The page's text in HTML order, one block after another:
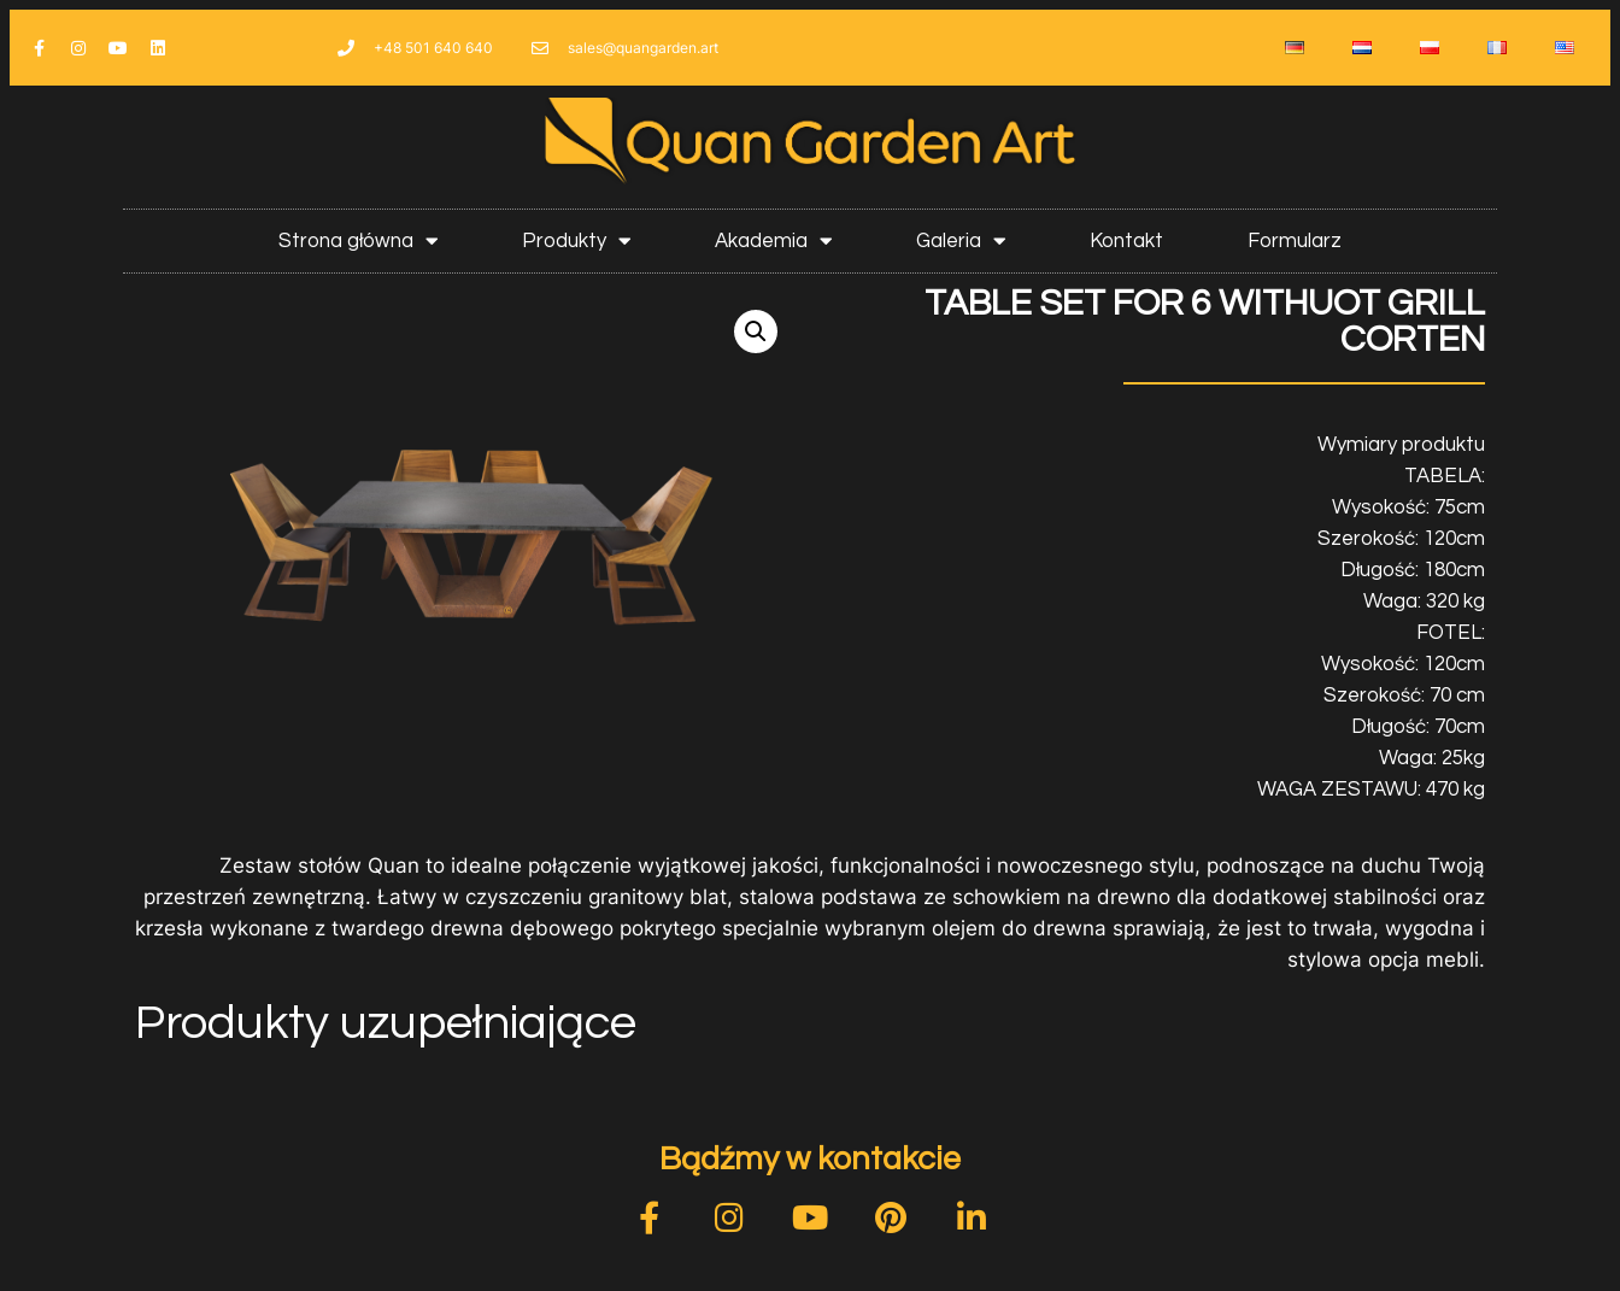
+48 501 640 640 sales@quangarden.art
Strona główna Produkty Akademia Galeria Kontakt Formularz
TABLE SET FOR 6 WITHUOT GRILL
CORTEN
Wymiary produktu
TABELA:
Wysokość: 75cm
Szerokość: 120cm
Długość: 180cm
Waga: 320 kg
FOTEL:
Wysokość: 120cm
Szerokość: 70 cm
Długość: 70cm
Waga: 25kg
WAGA ZESTAWU: 470 kg
Zestaw stołów Quan to idealne połączenie wyjątkowej jakości, funkcjonalności i nowoczesnego stylu, podnoszące na duchu Twoją
przestrzeń zewnętrzną. Łatwy w czyszczeniu granitowy blat, stalowa podstawa ze schowkiem na drewno dla dodatkowej stabilności oraz
krzesła wykonane z twardego drewna dębowego pokrytego specjalnie wybranym olejem do drewna sprawiają, że jest to trwała, wygodna i
stylowa opcja mebli.
Produkty uzupełniające
Bądźmy w kontakcie